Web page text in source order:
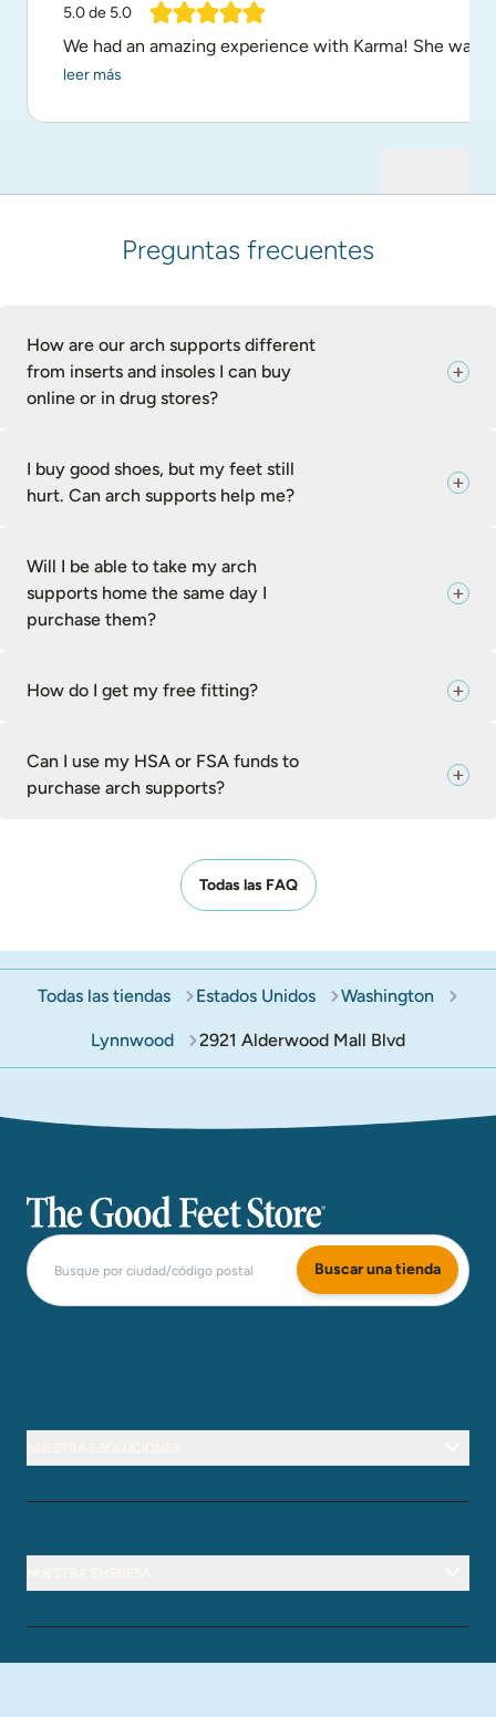
5.0de 5.0
We had an amazing experience with Karma! She was
leer más
Preguntas frecuentes
How are our arch supports different
from inserts and insoles I can buy
online or in drug stores?
I buy good shoes, but my feet still
hurt. Can arch supports help me?
Will I be able to take my arch
supports home the same day I
purchase them?
How do I get my free fitting?
Can I use my HSA or FSA funds to
purchase arch supports?
Todas las FAQ
Todas las tiendas Estados Unidos Washington
Lynnwood 2921 Alderwood Mall Blvd
The Good Feet Store
Buscar una tienda